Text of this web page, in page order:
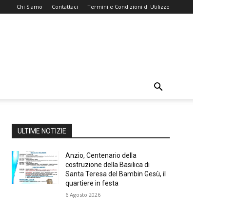
Chi Siamo Contattaci Termini e Condizioni di Utilizzo
ULTIME NOTIZIE
Anzio, Centenario della
costruzione della Basilica di
Santa Teresa del Bambin Gesù, il
quartiere in festa
6 Agosto 2026